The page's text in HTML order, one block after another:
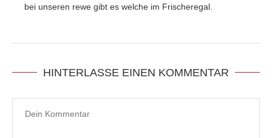
bei unseren rewe gibt es welche im Frischeregal.
HINTERLASSE EINEN KOMMENTAR